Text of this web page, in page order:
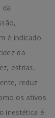
da
é indicado
da
estrias,
reduz
os ativos
inestética é